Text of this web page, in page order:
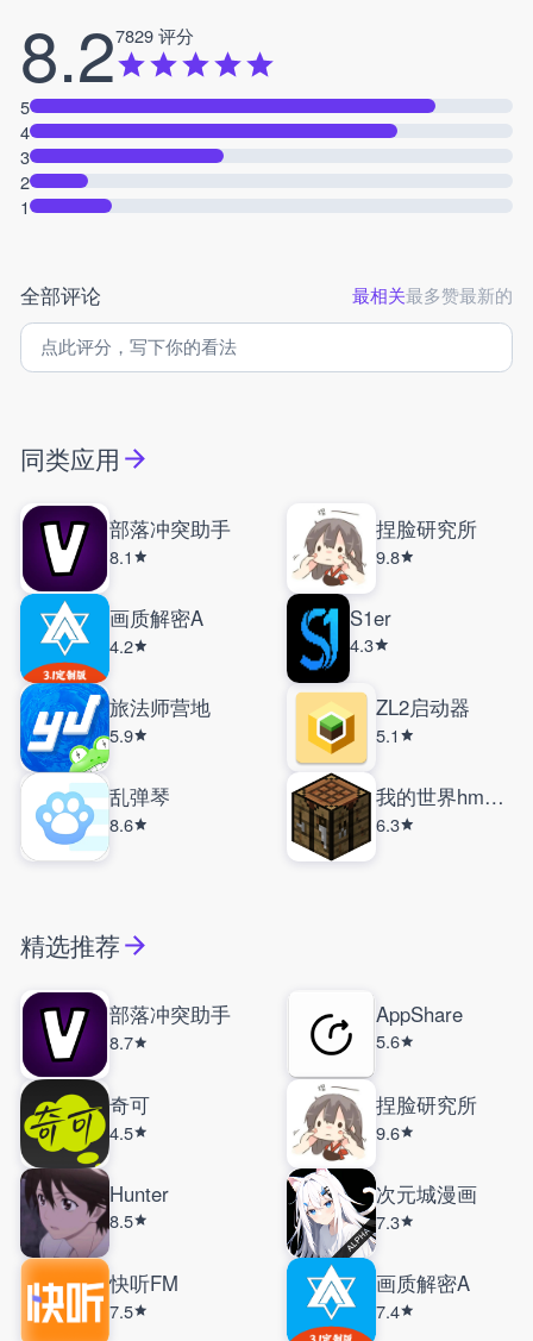
8.27829 评分
5
4
3
2
1
全部评论 最相关最多赞最新的
同类应用
部落冲突助手
8.1
捏脸研究所
9.8
画质解密A
4.2
S1er
4.3
旅法师营地
5.9
ZL2启动器
5.1
乱弹琴
8.6
我的世界hmcl启动器
6.3
精选推荐
部落冲突助手
8.7
AppShare
5.6
奇可
4.5
捏脸研究所
9.6
Hunter
8.5
次元城漫画
7.3
快听FM
7.5
画质解密A
7.4